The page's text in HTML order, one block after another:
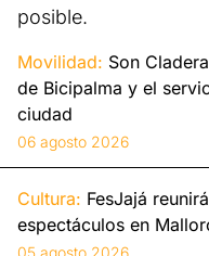
posible.
Movilidad: Son
de Bicipalma y el
ciudad
06 agosto 2026
Cultura: FesJajá
espectáculos en
05 agosto 2026